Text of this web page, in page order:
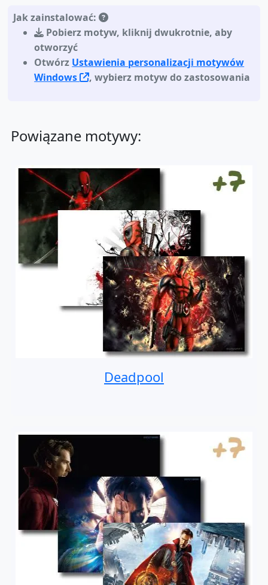
Jak zainstalować:
Pobierz motyw, kliknij dwukrotnie, aby
otworzyć
Otwórz Ustawienia personalizacji motywów
Windows
, wybierz motyw do zastosowania
Powiązane motywy:
Deadpool